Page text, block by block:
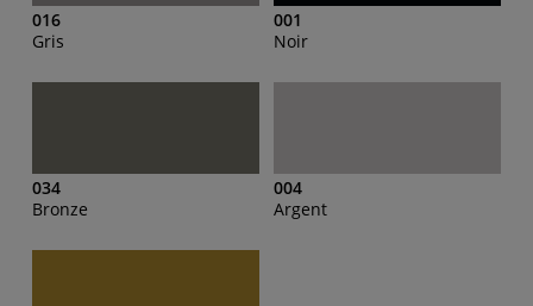
016
Gris
001
Noir
034
Bronze
004
Argent